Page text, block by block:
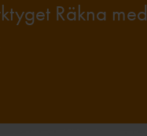
Räkna med